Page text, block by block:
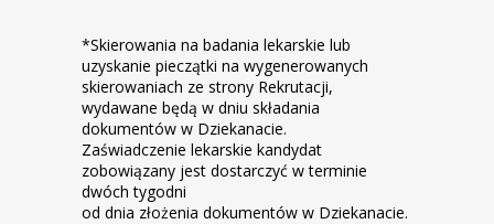
*Skierowania na badania lekarskie lub
uzyskanie pieczątki na wygenerowanych
skierowaniach ze strony Rekrutacji,
wydawane będą w dniu składania
dokumentów w Dziekanacie.
Zaświadczenie lekarskie kandydat
zobowiązany jest dostarczyć w terminie
dwóch tygodni
od dnia złożenia dokumentów w Dziekanacie.